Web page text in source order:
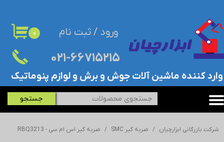
۰۲۱-۶۶۷۱۵۲۱۵​​​​​​​
جستجو
۰
​وارد کننده ماشین آلات جوش و برش و لوازم پنوماتیک
ورود / ثبت نام
حساب کاربری من
تغییر گذر واژه
خروج از حساب کاربری
شرکت بازرگانی ابزارچیان ضربه گیر SMC ضربه گیر اس ام سی - RBQ3213